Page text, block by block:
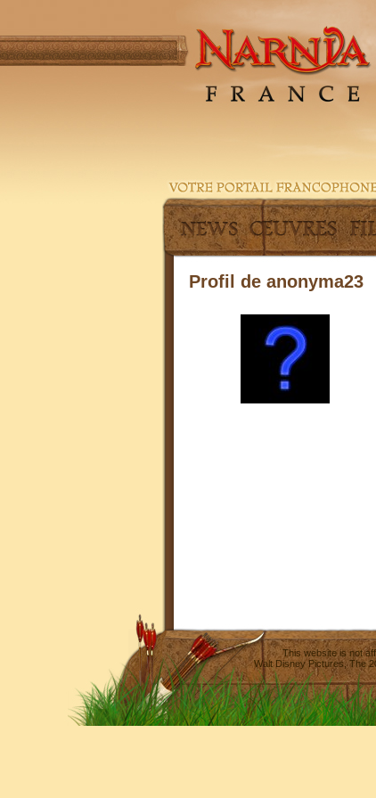
Profil de anonyma23
This website is not
Walt Disney Pictures,The